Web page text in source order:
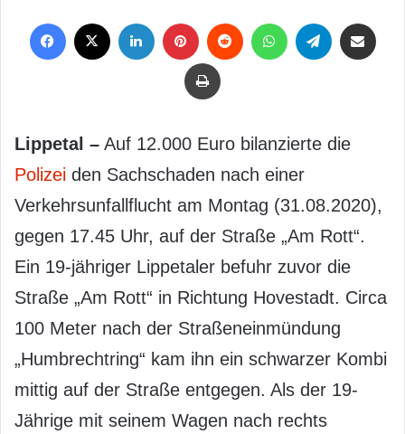
Drucken
Lippetal – Auf 12.000 Euro bilanzierte die
Polizei den Sachschaden nach einer
Verkehrsunfallflucht am Montag (31.08.2020),
gegen 17.45 Uhr, auf der Straße „Am Rott“.
Ein 19-jähriger Lippetaler befuhr zuvor die
Straße „Am Rott“ in Richtung Hovestadt. Circa
100 Meter nach der Straßeneinmündung
„Humbrechtring“ kam ihn ein schwarzer Kombi
mittig auf der Straße entgegen. Als der 19-
Jährige mit seinem Wagen nach rechts